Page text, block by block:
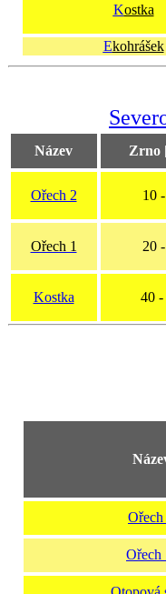
Kostka
Ekohrášek
Název Zrno
Ořech 2 10
Ořech 1 20
Kostka 40 -
Ořech
Ořech